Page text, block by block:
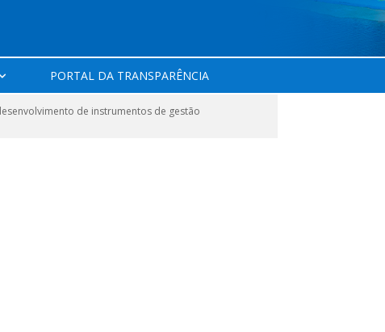
PORTAL DA TRANSPARÊNCIA
de instrumentos de gestão